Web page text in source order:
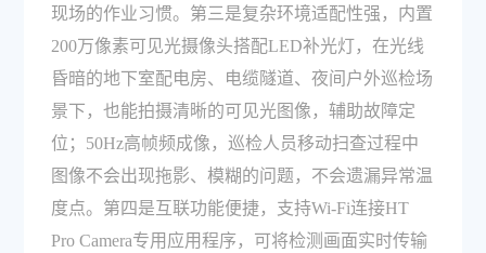
现场的作业习惯。第三是复杂环境适配性强，内置
200万像素可见光摄像头搭配LED补光灯，在光线
昏暗的地下室配电房、电缆隧道、夜间户外巡检场
景下，也能拍摄清晰的可见光图像，辅助故障定
位；50Hz高帧频成像，巡检人员移动扫查过程中
图像不会出现拖影、模糊的问题，不会遗漏异常温
度点。第四是互联功能便捷，支持Wi-Fi连接HT
Pro Camera专用应用程序，可将检测画面实时传输